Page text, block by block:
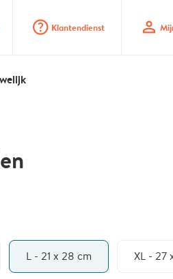
question_mark_circle Klantendienst profile
L - 21 x 28 cm XL - 27